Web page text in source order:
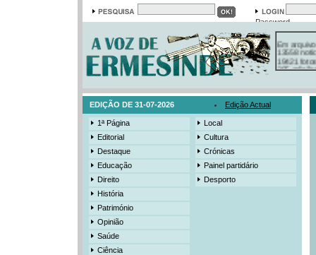
Password
Em arquivo
13558
19421
385
EDIÇÃO DE 31-07-2026 Edição Actual
1ª Página
Editorial
Destaque
Educação
Direito
História
Património
Opinião
Saúde
Ciência
Local
Cultura
Crónicas
Painel partidário
Desporto